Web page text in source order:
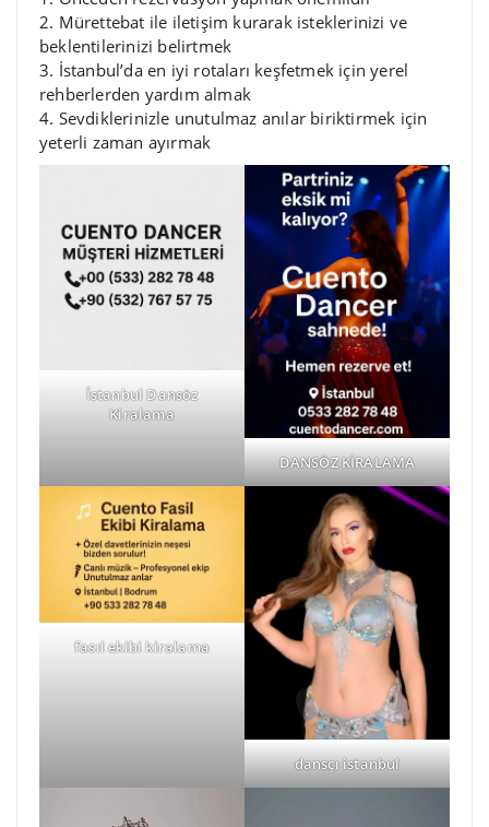
2. Mürettebat ile iletişim kurarak isteklerinizi ve
beklentilerinizi belirtmek
3. İstanbul’da en iyi rotaları keşfetmek için yerel
rehberlerden yardım almak
4. Sevdiklerinizle unutulmaz anılar biriktirmek için
yeterli zaman ayırmak
İstanbul Dansöz
Kiralama
DANSÖZ KİRALAMA
fasıl ekibi kiralama
dansçı istanbul